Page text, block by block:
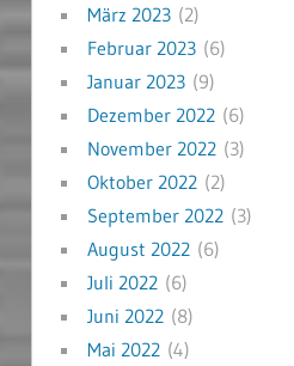
März 2023(2)
Februar 2023(6)
Januar 2023(9)
Dezember 2022(6)
November 2022(3)
Oktober 2022(2)
September 2022(3)
August 2022(6)
Juli 2022(6)
Juni 2022(8)
Mai 2022(4)